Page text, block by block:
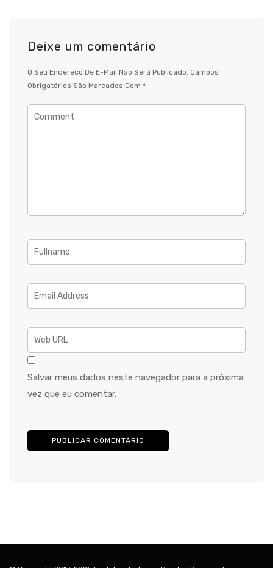
Deixe um comentário
O Seu Endereço De E-Mail Não Será Publicado. Campos
Obrigatórios São Marcados Com *
Salvar meus dados neste navegador para a próxima
vez que eu comentar.